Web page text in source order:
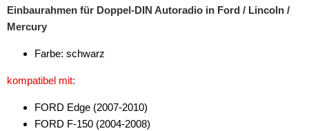
Antennenadapter
Antennenstecker
Einbaurahmen für Doppel-DIN Autoradio in Ford / Lincoln /
Mercury
Farbe: schwarz
kompatibel mit:
FORD Edge (2007-2010)
FORD F-150 (2004-2008)